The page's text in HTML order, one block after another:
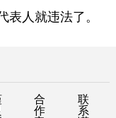
人就违法了。
合
作
联
系